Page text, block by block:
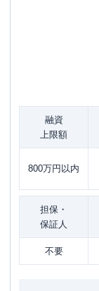
融資
上限額
800万円以内
担保・
保証人
不要